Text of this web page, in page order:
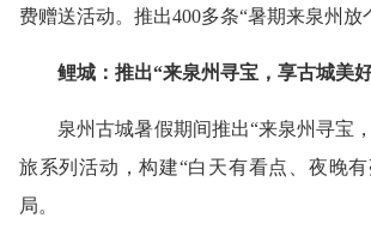
费赠送活动。推出400多条“暑期来泉州放
鲤城：推出“来泉州寻宝，享古城美
泉州古城暑假期间推出“来泉州寻宝，
旅系列活动，构建“白天有看点、夜晚
局。